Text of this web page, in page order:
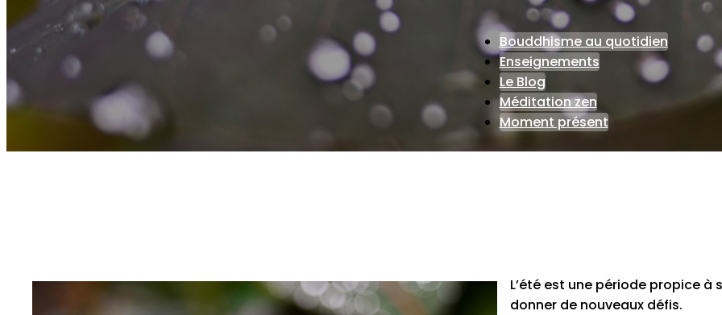
Bouddhisme au quotidien
Enseignements
Le Blog
Méditation zen
Moment présent
L’été est une période propice à
donner de nouveaux défis.